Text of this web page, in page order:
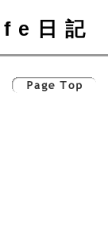
日記